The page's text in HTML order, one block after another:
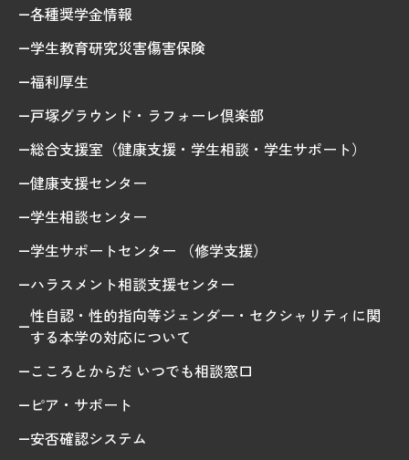
入試情報サイト
MGグッズ オンラインショップ
（外部サイト）
アクセス
キャンパス
入試情報
お問合わせ 取材・撮影
各種奨学金情報
学生教育研究災害傷害保険
福利厚生
戸塚グラウンド・ラフォーレ倶楽部
総合支援室（健康支援・学生相談・学生サポート）
健康支援センター
学生相談センター
学生サポートセンター （修学支援）
ハラスメント相談支援センター
性自認・性的指向等ジェンダー・セクシャリティに関
する本学の対応について
こころとからだ いつでも相談窓口
ピア・サポート
安否確認システム